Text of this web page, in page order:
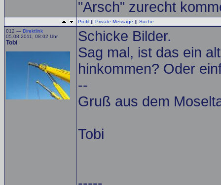
"Arsch" zurecht
Profil || Private Message || Suche
012 — Direktlink
05.08.2011, 08:02 Uhr
Tobi
Schicke Bilder.
Sag mal, ist das ein
hinkommen? Oder
--
Gruß aus dem
Tobi